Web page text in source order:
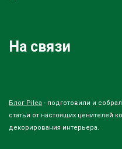
На связи
Блог Pilea - подготовили и
статьи от настоящих ценителей
декорирования интерьера.